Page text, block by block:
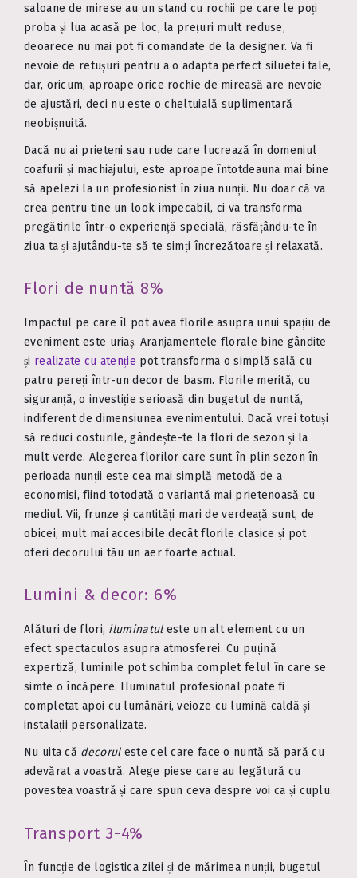
saloane de mirese au un stand cu rochii pe care le poți
proba și lua acasă pe loc, la prețuri mult reduse,
deoarece nu mai pot fi comandate de la designer. Va fi
nevoie de retușuri pentru a o adapta perfect siluetei tale,
dar, oricum, aproape orice rochie de mireasă are nevoie
de ajustări, deci nu este o cheltuială suplimentară
neobișnuită.
Dacă nu ai prieteni sau rude care lucrează în domeniul
coafurii și machiajului, este aproape întotdeauna mai bine
să apelezi la un profesionist în ziua nunții. Nu doar că va
crea pentru tine un look impecabil, ci va transforma
pregătirile într-o experiență specială, răsfățându-te în
ziua ta și ajutându-te să te simți încrezătoare și relaxată.
Flori de nuntă 8%
Impactul pe care îl pot avea florile asupra unui spațiu de
eveniment este uriaș. Aranjamentele florale bine gândite
și realizate cu atenție pot transforma o simplă sală cu
patru pereți într-un decor de basm. Florile merită, cu
siguranță, o investiție serioasă din bugetul de nuntă,
indiferent de dimensiunea evenimentului. Dacă vrei totuși
să reduci costurile, gândește-te la flori de sezon și la
mult verde. Alegerea florilor care sunt în plin sezon în
perioada nunții este cea mai simplă metodă de a
economisi, fiind totodată o variantă mai prietenoasă cu
mediul. Vii, frunze și cantități mari de verdeață sunt, de
obicei, mult mai accesibile decât florile clasice și pot
oferi decorului tău un aer foarte actual.
Lumini & decor: 6%
Alături de flori, iluminatuleste un alt element cu un
efect spectaculos asupra atmosferei. Cu puțină
expertiză, luminile pot schimba complet felul în care se
simte o încăpere. Iluminatul profesional poate fi
completat apoi cu lumânări, veioze cu lumină caldă și
instalații personalizate.
Nu uita că decoruleste cel care face o nuntă să pară cu
adevărat a voastră. Alege piese care au legătură cu
povestea voastră și care spun ceva despre voi ca și cuplu.
Transport 3-4%
În funcție de logistica zilei și de mărimea nunții, bugetul